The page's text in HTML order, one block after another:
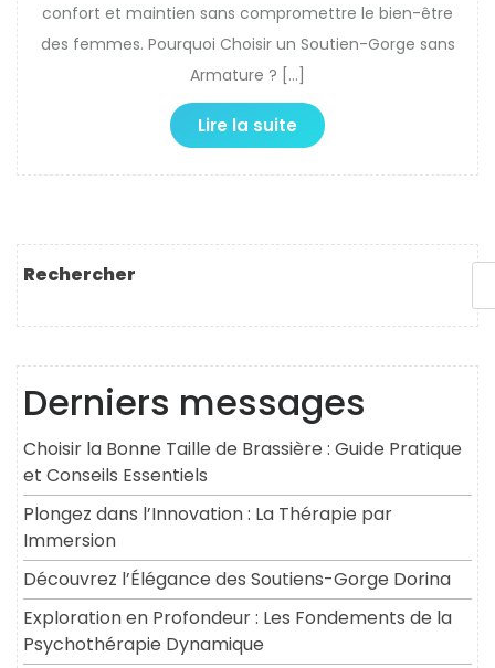
confort et maintien sans compromettre le bien-être
des femmes. Pourquoi Choisir un Soutien-Gorge sans
Armature ? […]
Lire la suite
Rechercher
Derniers messages
Choisir la Bonne Taille de Brassière : Guide Pratique
et Conseils Essentiels
Plongez dans l’Innovation : La Thérapie par
Immersion
Découvrez l’Élégance des Soutiens-Gorge Dorina
Exploration en Profondeur : Les Fondements de la
Psychothérapie Dynamique